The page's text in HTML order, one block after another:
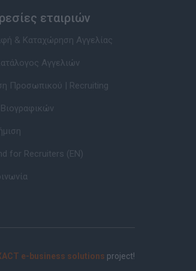
εταιριών
& Καταχώρηση Αγγελίας
Αγγελιών
Προσωπικού | Recruiting
for Recruiters (EN)
e-business solutions project!